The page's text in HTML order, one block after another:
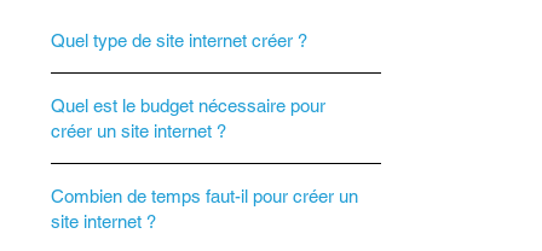
Quel type de site internet créer ?
Quel est le budget nécessaire pour
créer un site internet ?
Combien de temps faut-il pour créer un
site internet ?